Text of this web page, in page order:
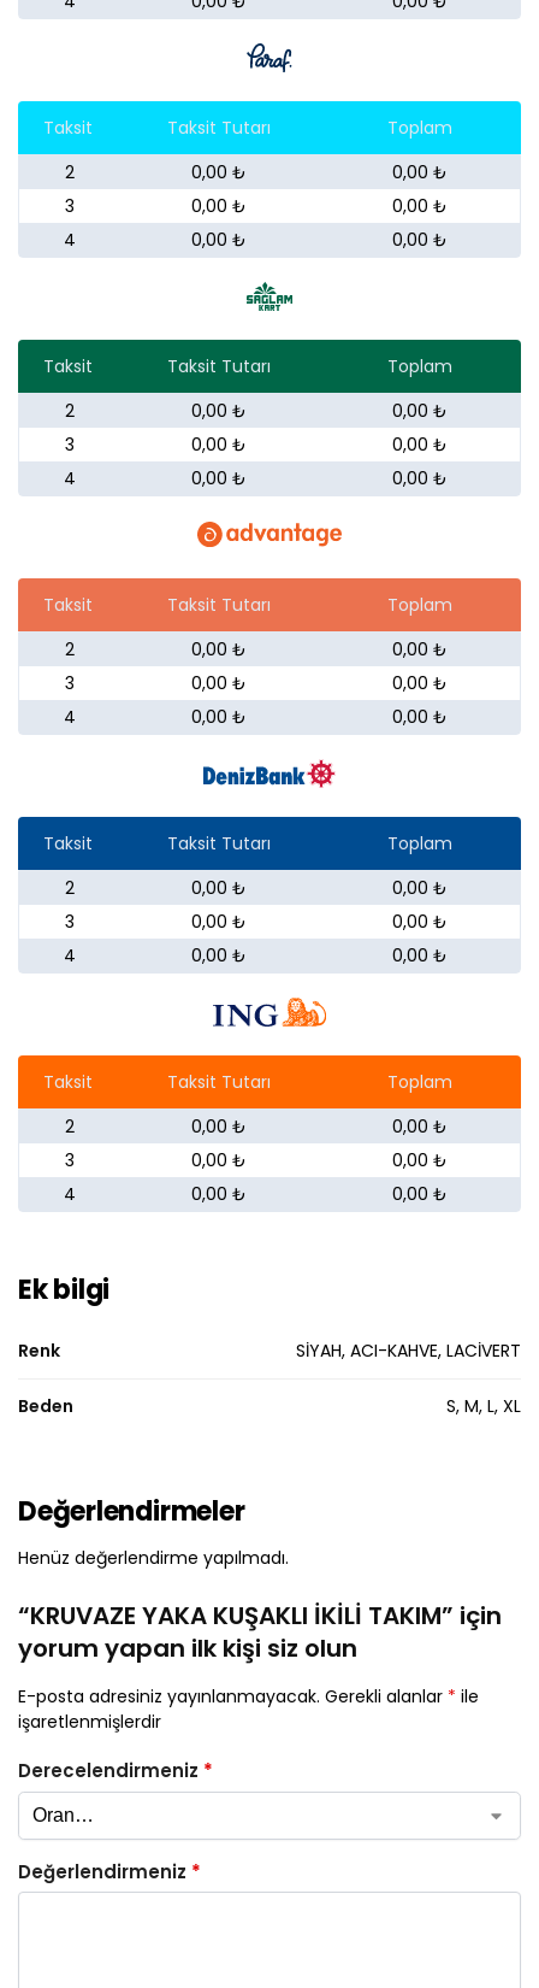
Taksit Taksit Tutarı
Toplam
2
0,00 ₺
0,00 ₺
3
0,00 ₺
0,00 ₺
4
0,00 ₺ 0,00 ₺
Taksit Taksit Tutarı
Toplam
2
0,00 ₺
0,00 ₺
3
0,00 ₺
0,00 ₺
4
0,00 ₺ 0,00 ₺
Taksit Taksit Tutarı
Toplam
2
0,00 ₺
0,00 ₺
3
0,00 ₺
0,00 ₺
4
0,00 ₺ 0,00 ₺
Taksit Taksit Tutarı
Toplam
2
0,00 ₺
0,00 ₺
3
0,00 ₺
0,00 ₺
4
0,00 ₺ 0,00 ₺
Taksit Taksit Tutarı
Toplam
2
0,00 ₺
0,00 ₺
3
0,00 ₺
0,00 ₺
4
0,00 ₺ 0,00 ₺
Ek bilgi
Renk SİYAH, ACI-KAHVE, LACİVERT
Beden S, M, L, XL
Değerlendirmeler
Henüz değerlendirme yapılmadı.
“KRUVAZE YAKA KUŞAKLI İKİLİ TAKIM” için
yorum yapan ilk kişi siz olun
E-posta adresiniz yayınlanmayacak. Gerekli alanlar * ile
işaretlenmişlerdir
Derecelendirmeniz *
Değerlendirmeniz *